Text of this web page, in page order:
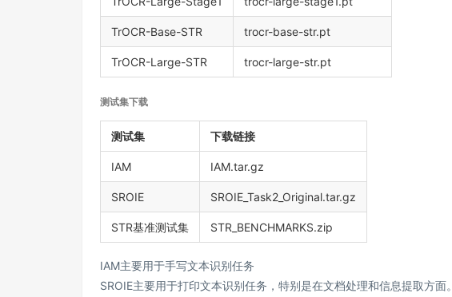
TrOCR-Base-STR trocr-base-str.pt
TrOCR-Large-STR trocr-large-str.pt
测试集下载
测试集 下载链接
IAM IAM.tar.gz
SROIE SROIE_Task2_Original.tar.gz
STR基准测试集 STR_BENCHMARKS.zip
IAM主要用于手写文本识别任务
SROIE主要用于打印文本识别任务，特别是在文档处理和信息提取方面。